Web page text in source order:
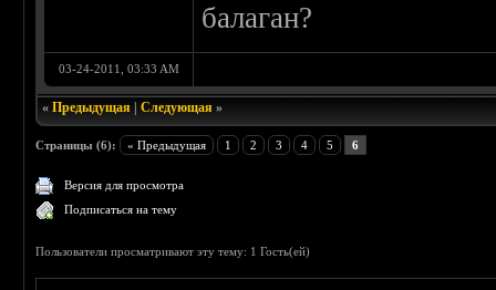
балаган?
03-24-2011, 03:33 AM
«Предыдущая |Следующая »
Страницы (6): « Предыдущая 1 2 3 4 5 6
Версия для просмотра
Подписаться на тему
Пользователи просматривают эту тему: 1 Гость(ей)